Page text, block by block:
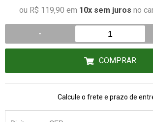
ou R$ 119,90 em 10x sem juros no
-
COMPRAR
Calcule o frete e prazo de